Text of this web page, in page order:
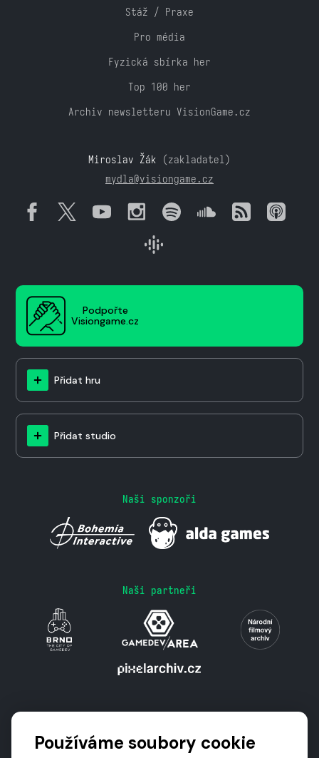
Stáž / Praxe
Pro média
Fyzická sbírka her
Top 100 her
Archiv newsletteru VisionGame.cz
Miroslav Žák (zakladatel)
mydla@visiongame.cz
Podpořte
Visiongame.cz
Přidat hru
Přidat studio
Naši sponzoři
Naši partneři
Používáme soubory cookie